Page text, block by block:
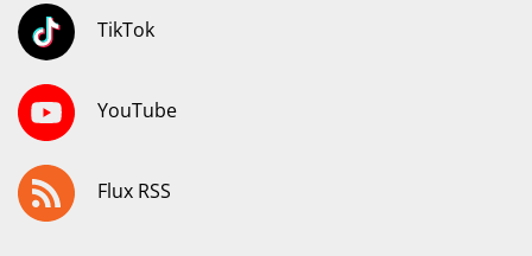
TikTok
YouTube
Flux RSS